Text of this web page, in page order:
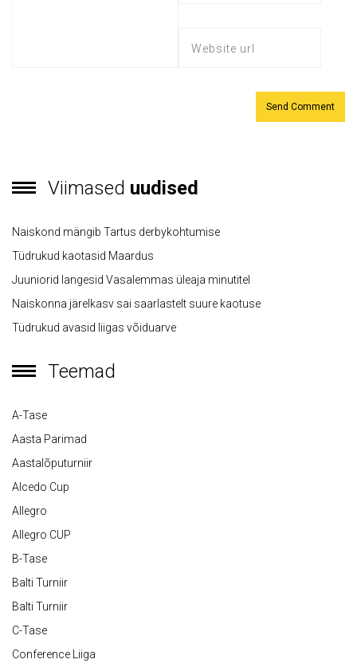
Viimased uudised
Naiskond mängib Tartus derbykohtumise
Tüdrukud kaotasid Maardus
Juuniorid langesid Vasalemmas üleaja minutitel
Naiskonna järelkasv sai saarlastelt suure kaotuse
Tüdrukud avasid liigas võiduarve
Teemad
A-Tase
Aasta Parimad
Aastalõputurniir
Alcedo Cup
Allegro
Allegro CUP
B-Tase
Balti Turniir
Balti Turniir
C-Tase
Conference Liiga